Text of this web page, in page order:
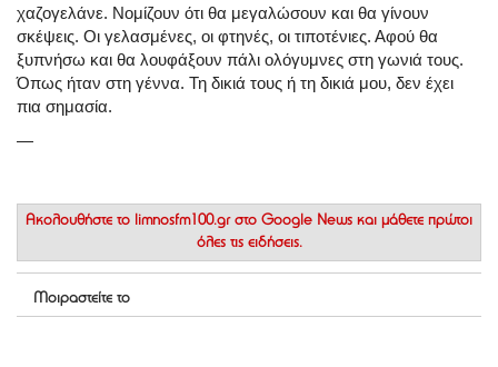
χαζογελάνε. Νομίζουν ότι θα μεγαλώσουν και θα γίνουν
σκέψεις. Οι γελασμένες, οι φτηνές, οι τιποτένιες. Αφού θα
ξυπνήσω και θα λουφάξουν πάλι ολόγυμνες στη γωνιά τους.
Όπως ήταν στη γέννα. Τη δικιά τους ή τη δικιά μου, δεν έχει
πια σημασία.
—
Ακολουθήστε το limnosfm100.gr στο Google News και μάθετε πρώτοι
όλες τις ειδήσεις.
Μοιραστείτε το